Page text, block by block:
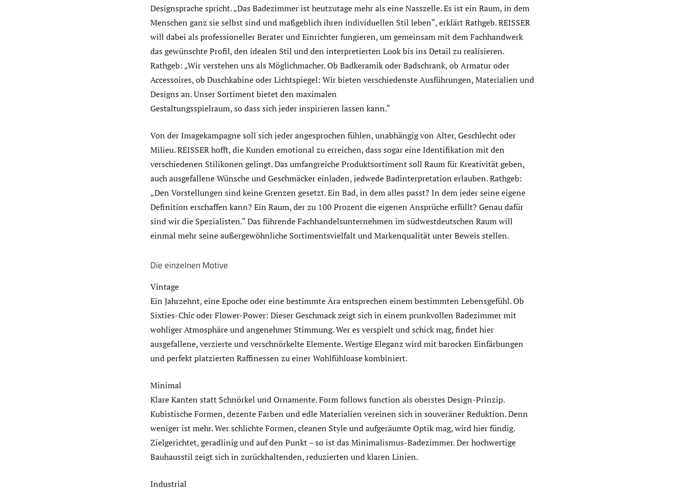
Designsprache spricht. „Das Badezimmer ist heutzutage mehr als eine Nasszelle. Es ist ein Raum, in dem
Menschen ganz sie selbst sind und maßgeblich ihren individuellen Stil leben“, erklärt Rathgeb. REISSER
will dabei als professioneller Berater und Einrichter fungieren, um gemeinsam mit dem Fachhandwerk
das gewünschte Profil, den idealen Stil und den interpretierten Look bis ins Detail zu realisieren.
Rathgeb: „Wir verstehen uns als Möglichmacher. Ob Badkeramik oder Badschrank, ob Armatur oder
Accessoires, ob Duschkabine oder Lichtspiegel: Wir bieten verschiedenste Ausführungen, Materialien und
Designs an. Unser Sortiment bietet den maximalen
Gestaltungsspielraum, so dass sich jeder inspirieren lassen kann.“
Von der Imagekampagne soll sich jeder angesprochen fühlen, unabhängig von Alter, Geschlecht oder
Milieu. REISSER hofft, die Kunden emotional zu erreichen, dass sogar eine Identifikation mit den
verschiedenen Stilikonen gelingt. Das umfangreiche Produktsortiment soll Raum für Kreativität geben,
auch ausgefallene Wünsche und Geschmäcker einladen, jedwede Badinterpretation erlauben. Rathgeb:
„Den Vorstellungen sind keine Grenzen gesetzt. Ein Bad, in dem alles passt? In dem jeder seine eigene
Definition erschaffen kann? Ein Raum, der zu 100 Prozent die eigenen Ansprüche erfüllt? Genau dafür
sind wir die Spezialisten.“ Das führende Fachhandelsunternehmen im südwestdeutschen Raum will
einmal mehr seine außergewöhnliche Sortimentsvielfalt und Markenqualität unter Beweis stellen.
Die einzelnen Motive
Vintage
Ein Jahrzehnt, eine Epoche oder eine bestimmte Ära entsprechen einem bestimmten Lebensgefühl. Ob
Sixties-Chic oder Flower-Power: Dieser Geschmack zeigt sich in einem prunkvollen Badezimmer mit
wohliger Atmosphäre und angenehmer Stimmung. Wer es verspielt und schick mag, findet hier
ausgefallene, verzierte und verschnörkelte Elemente. Wertige Eleganz wird mit barocken Einfärbungen
und perfekt platzierten Raffinessen zu einer Wohlfühloase kombiniert.
Minimal
Klare Kanten statt Schnörkel und Ornamente. Form follows function als oberstes Design-Prinzip.
Kubistische Formen, dezente Farben und edle Materialien vereinen sich in souveräner Reduktion. Denn
weniger ist mehr. Wer schlichte Formen, cleanen Style und aufgeräumte Optik mag, wird hier fündig.
Zielgerichtet, geradlinig und auf den Punkt – so ist das Minimalismus-Badezimmer. Der hochwertige
Bauhausstil zeigt sich in zurückhaltenden, reduzierten und klaren Linien.
Industrial